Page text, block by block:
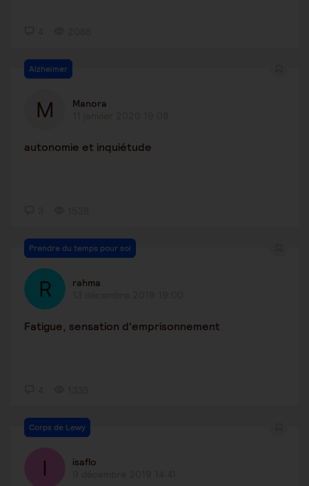
Alzheimer
Manora
autonomie et inquiétude
Prendre du temps pour soi
rahma
Fatigue, sensation d'emprisonnement
Corps de Lewy
isaflo